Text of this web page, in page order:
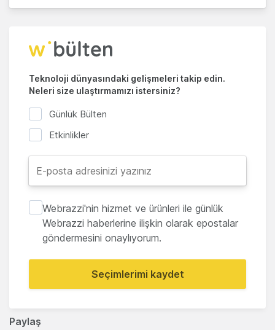
Paylaş
Teknoloji dünyasındaki gelişmeleri takip edin.
Neleri size ulaştırmamızı istersiniz?
Günlük Bülten
Etkinlikler
Webrazzi'nin hizmet ve ürünleri ile günlük
Webrazzi haberlerine ilişkin olarak epostalar
göndermesini onaylıyorum.
Seçimlerimi kaydet